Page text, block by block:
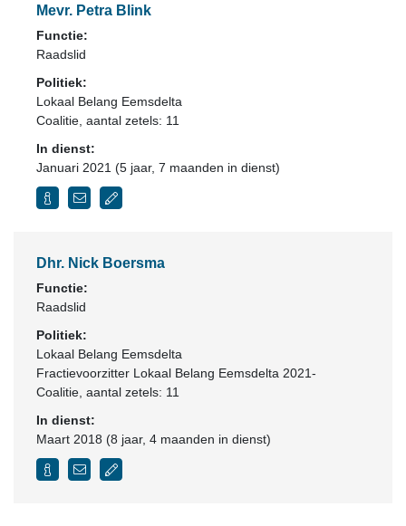
Mevr. Petra Blink
Functie:
Raadslid
Politiek:
Lokaal Belang Eemsdelta
Coalitie , aantal zetels: 11
In dienst:
Januari 2021 (5 jaar, 7 maanden in dienst)
Dhr. Nick Boersma
Functie:
Raadslid
Politiek:
Lokaal Belang Eemsdelta
Fractievoorzitter Lokaal Belang Eemsdelta 2021-
Coalitie , aantal zetels: 11
In dienst:
Maart 2018 (8 jaar, 4 maanden in dienst)